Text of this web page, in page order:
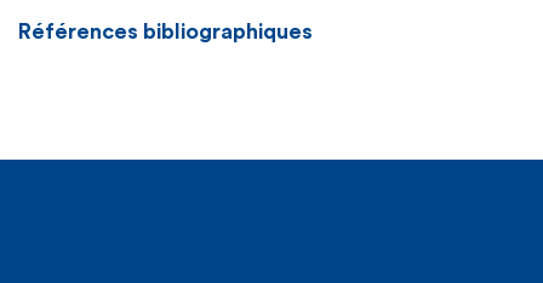
Références bibliographiques